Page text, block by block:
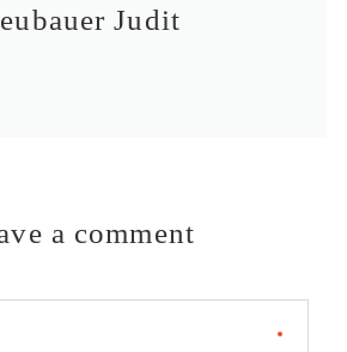
Judit
a comment